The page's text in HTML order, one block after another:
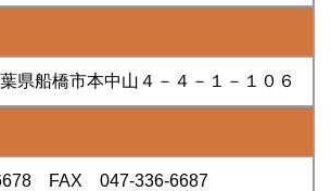
県船橋市本中山４－４－１－１０６
FAX 047-336-6687